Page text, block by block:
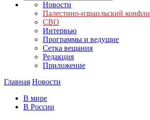
Новости
Палестино-израильский
СВО
Интервью
Программы и ведущие
Сетка вещания
Редакция
Приложение
Главная Новости
В мире
В России